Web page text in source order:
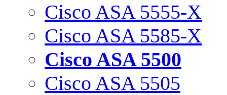
Cisco ASA 5555-X
Cisco ASA 5585-X
Cisco ASA 5500
Cisco ASA 5505